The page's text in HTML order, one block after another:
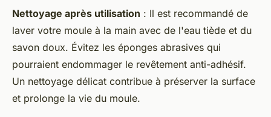
Nettoyage après utilisation : Il est recommandé de
laver votre moule à la main avec de l'eau tiède et du
savon doux. Évitez les éponges abrasives qui
pourraient endommager le revêtement anti-adhésif.
Un nettoyage délicat contribue à préserver la surface
et prolonge la vie du moule.